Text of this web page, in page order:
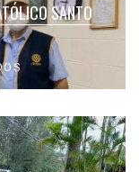
SANTO